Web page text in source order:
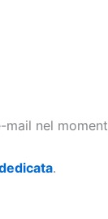
nel
.